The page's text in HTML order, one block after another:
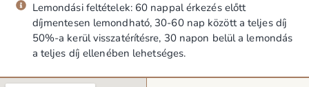
Lemondási feltételek: 60 nappal érkezés előtt
díjmentesen lemondható, 30-60 nap között a teljes díj
50%-a kerül visszatérítésre, 30 napon belül a lemondás
a teljes díj ellenében lehetséges.